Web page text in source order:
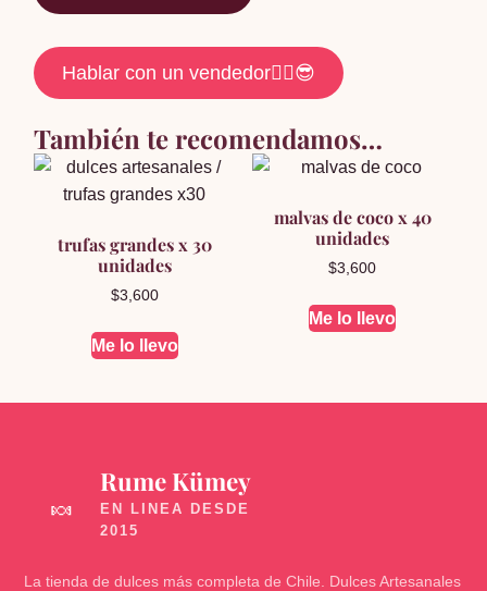
Hablar con un vendedor☝🏽😎
También te recomendamos…
trufas grandes x 30
unidades
$3,600
Me lo llevo
malvas de coco x 40
unidades
$3,600
Me lo llevo
🍬
Rume Kümey
La tienda de dulces más completa de Chile. Dulces Artesanales